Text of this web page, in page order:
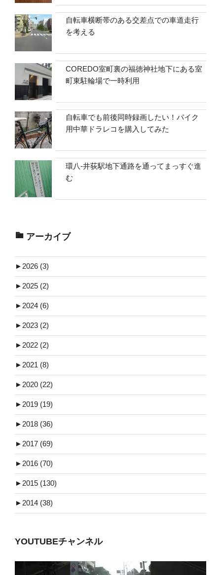
自転車横断帯のある交差点での車道走行
を考える
COREDO室町裏の福徳神社地下にある室
町東駐輪場で一時利用
自転車でも前後同時録画したい！バイク
用中華ドラレコを購入してみた
環八-井荻駅地下通路を通ってまっすぐ進
む
アーカイブ
► 2026 (3)
► 2025 (2)
► 2024 (6)
► 2023 (2)
► 2022 (2)
► 2021 (8)
► 2020 (22)
► 2019 (19)
► 2018 (36)
► 2017 (69)
► 2016 (70)
► 2015 (130)
► 2014 (38)
YOUTUBEチャンネル